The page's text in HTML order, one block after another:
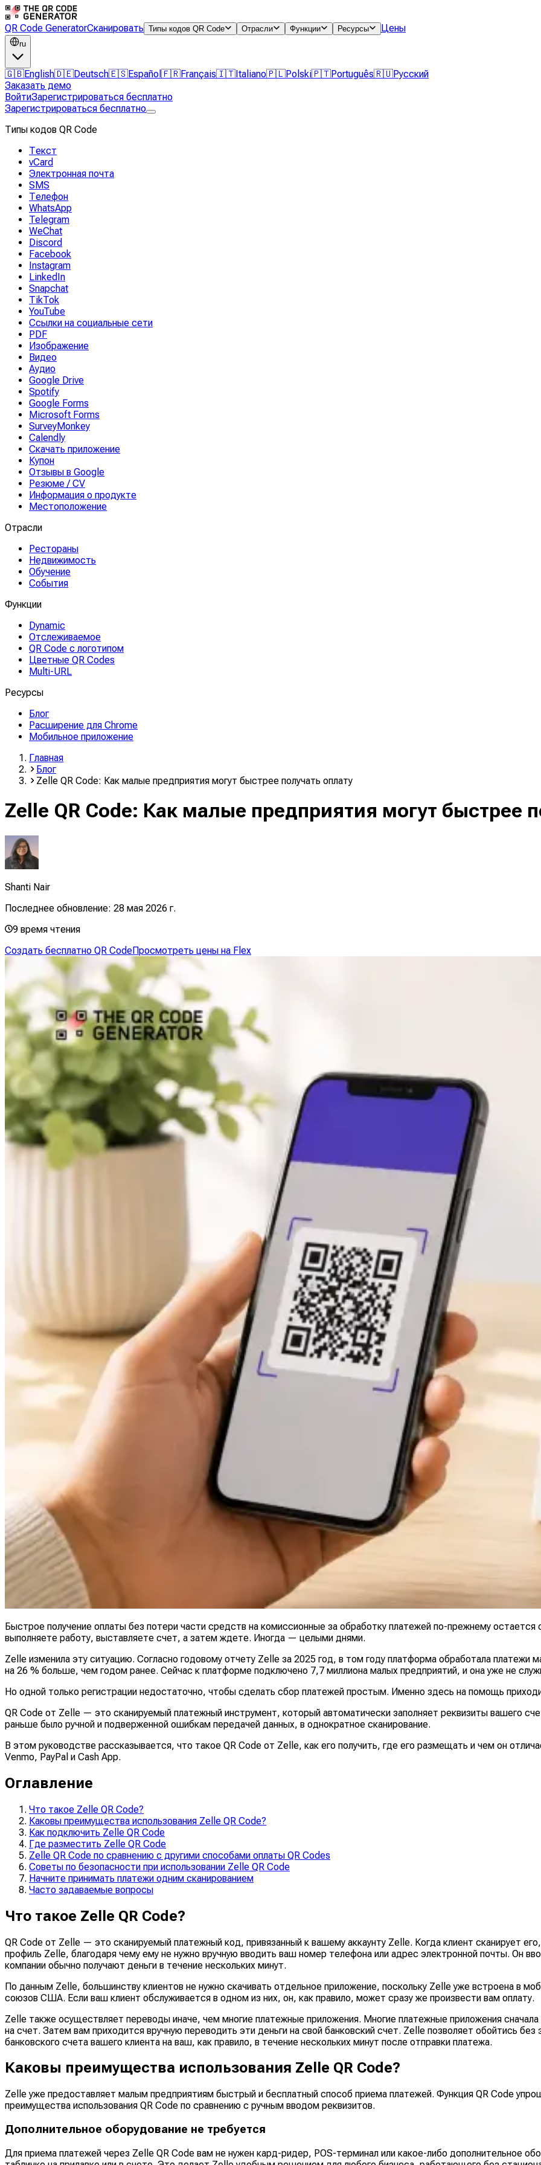
QR Code GeneratorСканировать Типы кодов QR Code Отрасли Функции Ресурсы Цены
ru
🇬🇧English🇩🇪Deutsch🇪🇸Español 🇫🇷Français🇮🇹Italiano🇵🇱Polski🇵🇹Português🇷🇺Русский
Заказать демо
ВойтиЗарегистрироваться бесплатно
Зарегистрироваться бесплатно
Типы кодов QR Code
Текст
vCard
Электронная почта
SMS
Телефон
WhatsApp
Telegram
WeChat
Discord
Facebook
Instagram
LinkedIn
Snapchat
TikTok
YouTube
Ссылки на социальные сети
PDF
Изображение
Видео
Аудио
Google Drive
Spotify
Google Forms
Microsoft Forms
SurveyMonkey
Calendly
Скачать приложение
Купон
Отзывы в Google
Резюме / CV
Информация о продукте
Местоположение
Отрасли
Рестораны
Недвижимость
Обучение
События
Функции
Dynamic
Отслеживаемое
QR Code с логотипом
Цветные QR Codes
Multi-URL
Ресурсы
Блог
Расширение для Chrome
Мобильное приложение
Главная
Блог
Zelle QR Code: Как малые предприятия могут быстрее получать оплату
Zelle QR Code: Как малые предприятия могут быстрее
Shanti Nair
Последнее обновление: 28 мая 2026 г.
9 время чтения
Создать бесплатно QR CodeПросмотреть цены на Flex
Быстрое получение оплаты без потери части средств на комиссионные за обработку платежей по-прежнему
выполняете работу, выставляете счет, а затем ждете. Иногда — целыми днями.
Zelle изменила эту ситуацию. Согласно годовому отчету Zelle за 2025 год, в том году платформа обработала платежи
на 26 % больше, чем годом ранее. Сейчас к платформе подключено 7,7 миллиона малых предприятий, и она уже не
Но одной только регистрации недостаточно, чтобы сделать сбор платежей простым. Именно здесь на помощь
QR Code от Zelle — это сканируемый платежный инструмент, который автоматически заполняет реквизиты вашего
раньше было ручной и подверженной ошибкам передачей данных, в однократное сканирование.
В этом руководстве рассказывается, что такое QR Code от Zelle, как его получить, где его размещать и чем он
Venmo, PayPal и Cash App.
Оглавление
Что такое Zelle QR Code?
Каковы преимущества использования Zelle QR Code?
Как подключить Zelle QR Code
Где разместить Zelle QR Code
Zelle QR Code по сравнению с другими способами оплаты QR Codes
Советы по безопасности при использовании Zelle QR Code
Начните принимать платежи одним сканированием
Часто задаваемые вопросы
Что такое Zelle QR Code?
QR Code от Zelle — это сканируемый платежный код, привязанный к вашему аккаунту Zelle. Когда клиент сканирует
профиль Zelle, благодаря чему ему не нужно вручную вводить ваш номер телефона или адрес электронной почты. Он
компании обычно получают деньги в течение нескольких минут.
По данным Zelle, большинству клиентов не нужно скачивать отдельное приложение, поскольку Zelle уже встроена в
союзов США. Если ваш клиент обслуживается в одном из них, он, как правило, может сразу же произвести вам оплату.
Zelle также осуществляет переводы иначе, чем многие платежные приложения. Многие платежные приложения
на счет. Затем вам приходится вручную переводить эти деньги на свой банковский счет. Zelle позволяет обойтись
банковского счета вашего клиента на ваш, как правило, в течение нескольких минут после отправки платежа.
Каковы преимущества использования Zelle QR Code?
Zelle уже предоставляет малым предприятиям быстрый и бесплатный способ приема платежей. Функция QR Code
преимущества использования QR Code по сравнению с ручным вводом реквизитов.
Дополнительное оборудование не требуется
Для приема платежей через Zelle QR Code вам не нужен кард-ридер, POS-терминал или какое-либо дополнительное